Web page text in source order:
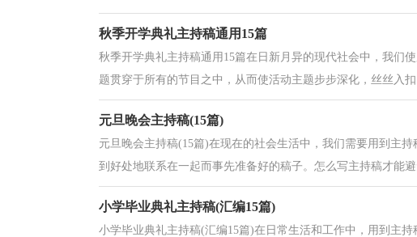
秋季开学典礼主持稿通用15篇
秋季开学典礼主持稿通用15篇在日新月异的现代社会中，我们
题贯穿于所有的节目之中，从而使活动主题步步深化，丝丝入
元旦晚会主持稿(15篇)
元旦晚会主持稿(15篇)在现在的社会生活中，我们需要用到主
到好处地联系在一起而事先准备好的稿子。怎么写主持稿才能
小学毕业典礼主持稿(汇编15篇)
小学毕业典礼主持稿(汇编15篇)在日常生活和工作中，用到主